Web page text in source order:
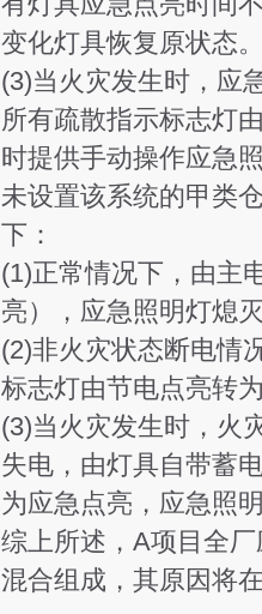
变化灯具恢复原状态
(3)当火灾发生时，应
所有疏散指示标志灯
时提供手动操作应急
未设置该系统的甲类
下：
(1)正常情况下，由主
亮），应急照明灯熄
(2)非火灾状态断电情
标志灯由节电点亮转
(3)当火灾发生时，火
失电，由灯具自带蓄
为应急点亮，应急照
综上所述，A项目全
混合组成，其原因将